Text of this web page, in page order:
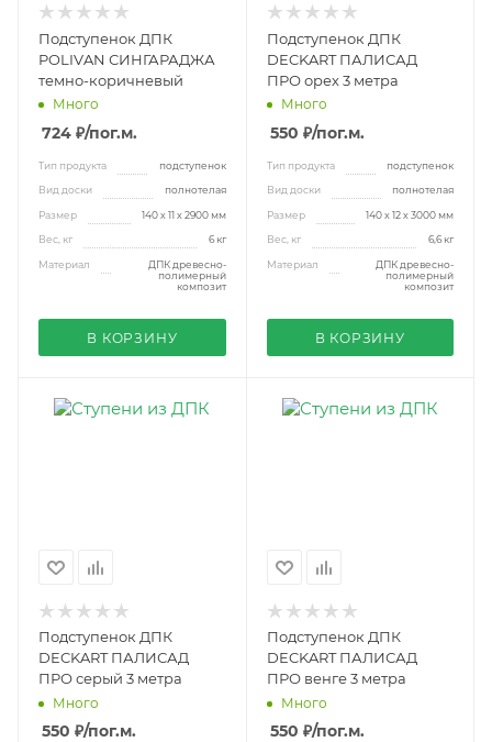
Подступенок ДПК
POLIVAN СИНГАРАДЖА
темно-коричневый
Много
724 ₽/пог.м.
Тип продукта подступенок
Вид доски полнотелая
Размер 140 х 11 х 2900 мм
Вес, кг 6 кг
Материал
ДПК древесно-
полимерный
композит
В КОРЗИНУ
Подступенок ДПК
DECKART ПАЛИСАД
ПРО орех 3 метра
Много
550 ₽/пог.м.
Тип продукта подступенок
Вид доски полнотелая
Размер 140 х 12 х 3000 мм
Вес, кг 6,6 кг
Материал
ДПК древесно-
полимерный
композит
В КОРЗИНУ
Подступенок ДПК
DECKART ПАЛИСАД
ПРО серый 3 метра
Много
550 ₽/пог.м.
Подступенок ДПК
DECKART ПАЛИСАД
ПРО венге 3 метра
Много
550 ₽/пог.м.